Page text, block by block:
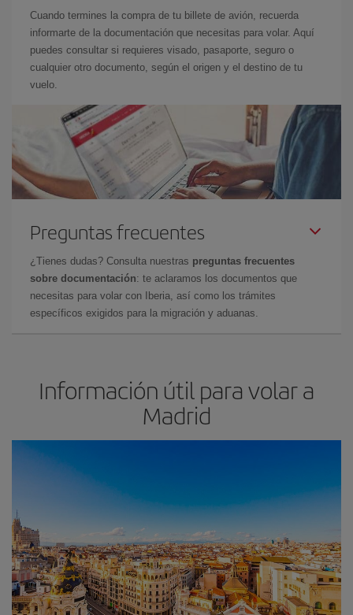
Cuando termines la compra de tu billete de avión, recuerda
informarte de la documentación que necesitas para volar. Aquí
puedes consultar si requieres visado, pasaporte, seguro o
cualquier otro documento, según el origen y el destino de tu
vuelo.
Preguntas frecuentes
¿Tienes dudas? Consulta nuestras preguntas frecuentes
sobre documentación: te aclaramos los documentos que
necesitas para volar con Iberia, así como los trámites
específicos exigidos para la migración y aduanas.
Información útil para volar a
Madrid